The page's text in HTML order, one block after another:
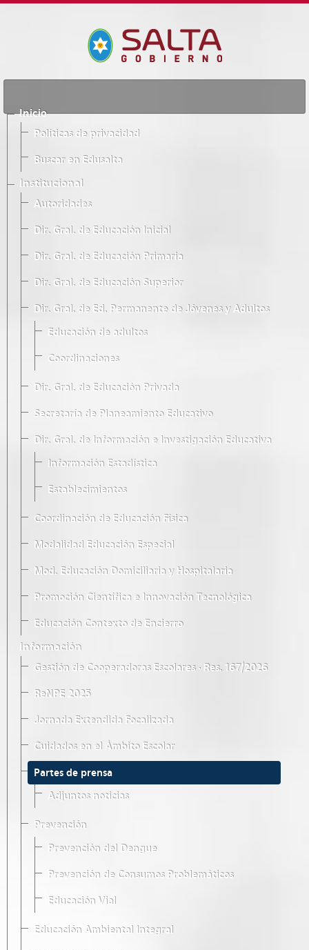
Inicio
Políticas de privacidad
Buscar en Edusalta
Institucional
Autoridades
Dir. Gral. de Educación Inicial
Dir. Gral. de Educación Primaria
Dir. Gral. de Educación Superior
Dir. Gral. de Ed. Permanente de Jóvenes y Adultos
Educación de adultos
Coordinaciones
Dir. Gral. de Educación Privada
Secretaría de Planeamiento Educativo
Dir. Gral. de Información e Investigación Educativa
Información Estadística
Establecimientos
Coordinación de Educación Física
Modalidad Educación Especial
Mod. Educación Domiciliaria y Hospitalaria
Promoción Científica e Innovación Tecnológica
Educación Contexto de Encierro
Información
Gestión de Cooperadoras Escolares · Res. 167/2026
ReNPE 2025
Jornada Extendida Focalizada
Cuidados en el Ámbito Escolar
Partes de prensa
Adjuntos noticias
Prevención
Prevención del Dengue
Prevención de Consumos Problemáticos
Educación Vial
Educación Ambiental Integral